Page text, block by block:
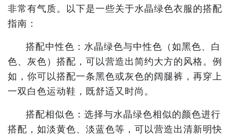
非常有气质。以下是一些关于水晶绿色衣服的搭配
指南：
搭配中性色：水晶绿色与中性色（如黑色、白
色、灰色）搭配，可以营造出简约大方的风格。例
如，你可以搭配一条黑色或灰色的阔腿裤，再穿上
一双白色运动鞋，既舒适又时尚。
搭配相似色：选择与水晶绿色相似的颜色进行
搭配，如淡黄色、淡蓝色等，可以营造出清新明快